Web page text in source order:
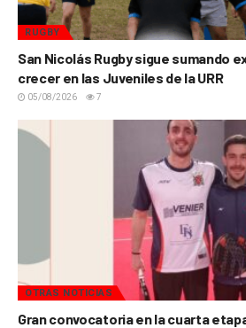
RUGBY
San Nicolás Rugby sigue sumando
crecer en las Juveniles de la URR
05/08/2026 7
OTRAS NOTICIAS
Gran convocatoria en la cuarta